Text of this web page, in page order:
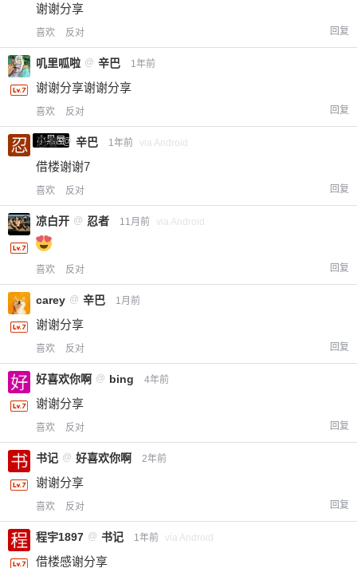
谢谢分享
喜欢 反对 回复
叽里呱啦 @ 辛巴 1年前
谢谢分享谢谢分享
喜欢 反对 回复
小黑屋
忍者 @ 辛巴 1年前 via Android
借楼谢谢7
喜欢 反对 回复
凉白开 @ 忍者 11月前 via Android
喜欢 反对 回复
carey @ 辛巴 1月前
谢谢分享
喜欢 反对 回复
好喜欢你啊 @ bing 4年前
谢谢分享
喜欢 反对 回复
书记 @ 好喜欢你啊 2年前
谢谢分享
喜欢 反对 回复
程宇1897 @ 书记 1年前 via Android
借楼感谢分享